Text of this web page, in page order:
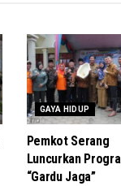
GAYA HIDUP
Pemkot Serang
Luncurkan
“Gardu Jaga”